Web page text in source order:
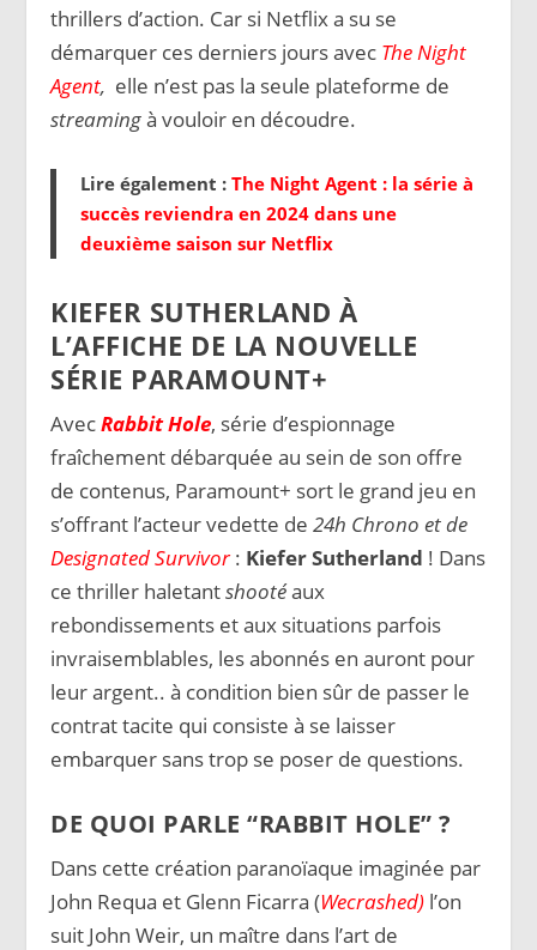
thrillers d’action. Car si Netflix a su se
démarquer ces derniers jours avec The Night
Agent, elle n’est pas la seule plateforme de
streamingà vouloir en découdre.
Lire également :The Night Agent : la série à
succès reviendra en 2024 dans une
deuxième saison sur Netflix
KIEFER SUTHERLAND À
L’AFFICHE DE LA NOUVELLE
SÉRIE PARAMOUNT+
AvecRabbit Hole, série d’espionnage
fraîchement débarquée au sein de son offre
de contenus, Paramount+ sort le grand jeu en
s’offrant l’acteur vedette de24h Chrono et de
Designated Survivor: Kiefer Sutherland ! Dans
ce thriller haletantshootéaux
rebondissements et aux situations parfois
invraisemblables, les abonnés en auront pour
leur argent.. à condition bien sûr de passer le
contrat tacite qui consiste à se laisser
embarquer sans trop se poser de questions.
DE QUOI PARLE “RABBIT HOLE” ?
Dans cette création paranoïaque imaginée par
John Requa et Glenn Ficarra (Wecrashed) l’on
suit John Weir, un maître dans l’art de